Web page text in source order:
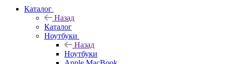
Каталог
Назад
Каталог
Ноутбуки
Назад
Ноутбуки